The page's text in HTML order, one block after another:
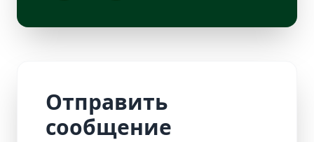
Отправить
сообщение